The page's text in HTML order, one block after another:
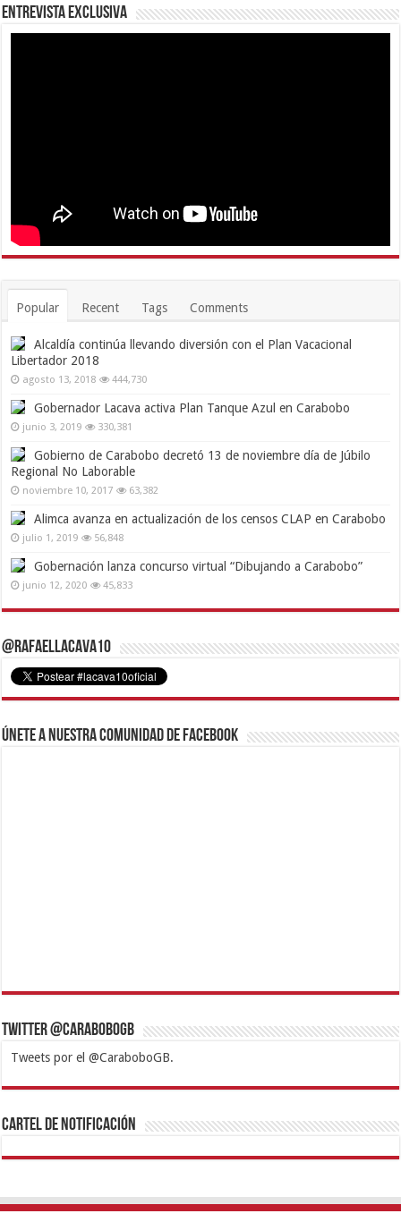
Entrevista Exclusiva
Popular Recent Tags Comments
Alcaldía continúa llevando diversión con el Plan Vacacional
Libertador 2018
agosto 13, 2018 444,730
Gobernador Lacava activa Plan Tanque Azul en Carabobo
junio 3, 2019 330,381
Gobierno de Carabobo decretó 13 de noviembre día de Júbilo
Regional No Laborable
noviembre 10, 2017 63,382
Alimca avanza en actualización de los censos CLAP en Carabobo
julio 1, 2019 56,848
Gobernación lanza concurso virtual “Dibujando a Carabobo”
junio 12, 2020 45,833
@RafaelLacava10
Únete a nuestra comunidad de Facebook
Twitter @CaraboboGB
Tweets por el @CaraboboGB.
1xbetBetturkeyBetistKralbetSupertotobetTipobetMatadorbetMariobet
https://mvbcasino.com/
Cartel de Notificación